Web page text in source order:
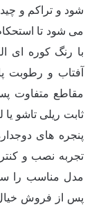
شود و تراکم و
می شود تا
با رنگ کوره ای
آفتاب و رطوبت
مقاطع متفاوت
ثابت ریلی تاشو
پنجره های
تجربه نصب و
مدل مناسب را
پس از فروش خیال